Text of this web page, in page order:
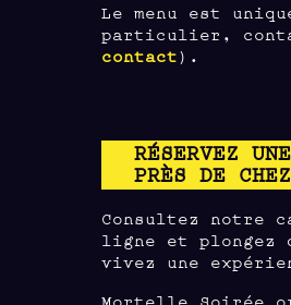
Le menu est
particulier,
contact).
RÉSERVEZ
PRÈS DE
Consultez notre
ligne et plongez
vivez une
Mortelle Soirée